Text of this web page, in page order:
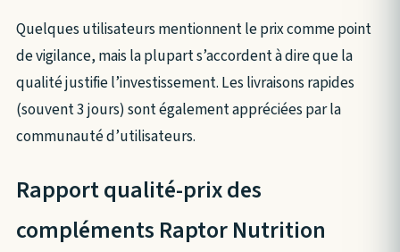
Quelques utilisateurs mentionnent le prix comme point
de vigilance, mais la plupart s’accordent à dire que la
qualité justifie l’investissement. Les livraisons rapides
(souvent 3 jours) sont également appréciées par la
communauté d’utilisateurs.
Rapport qualité-prix des
compléments Raptor Nutrition